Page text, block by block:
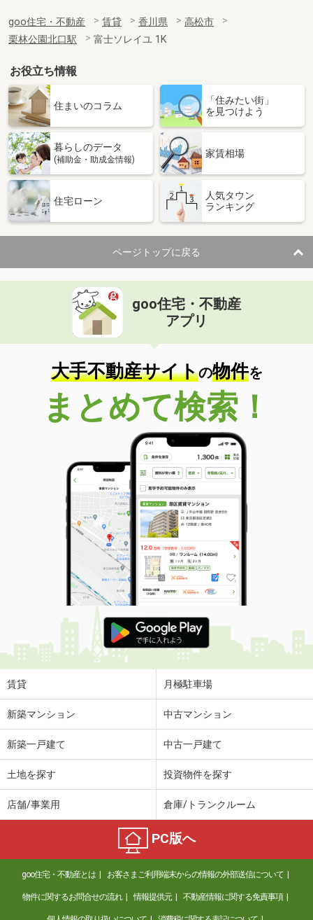
goo住宅・不動産 賃貸 香川県
高松市
栗林公園北口駅
富士ソレイユ 1K
お役立ち情報
住まいのコラム
「住みたい街」
を見つけよう
暮らしのデータ
(補助金・助成金情報)
家賃相場
住宅ローン
人気タウン
ランキング
ページトップに戻る
goo住宅・不動産
アプリ
大手不動産サイトの物件を
まとめて検索！
賃貸 月極駐車場
新築マンション 中古マンション
新築一戸建て 中古一戸建て
土地を探す 投資物件を探す
店舗/事業用 倉庫/トランクルーム
PC版へ
goo住宅・不動産とは お客さまご利用端末からの情報の外部送信について
物件に関するお問合せの流れ 情報提供元 不動産情報に関する免責事項